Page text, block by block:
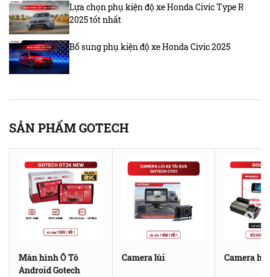
Lựa chọn phụ kiện độ xe Honda Civic Type R
2025 tốt nhất
Bổ sung phụ kiện độ xe Honda Civic 2025
SẢN PHẨM GOTECH
Màn hình Ô Tô
Android Gotech
Camera lùi Camera